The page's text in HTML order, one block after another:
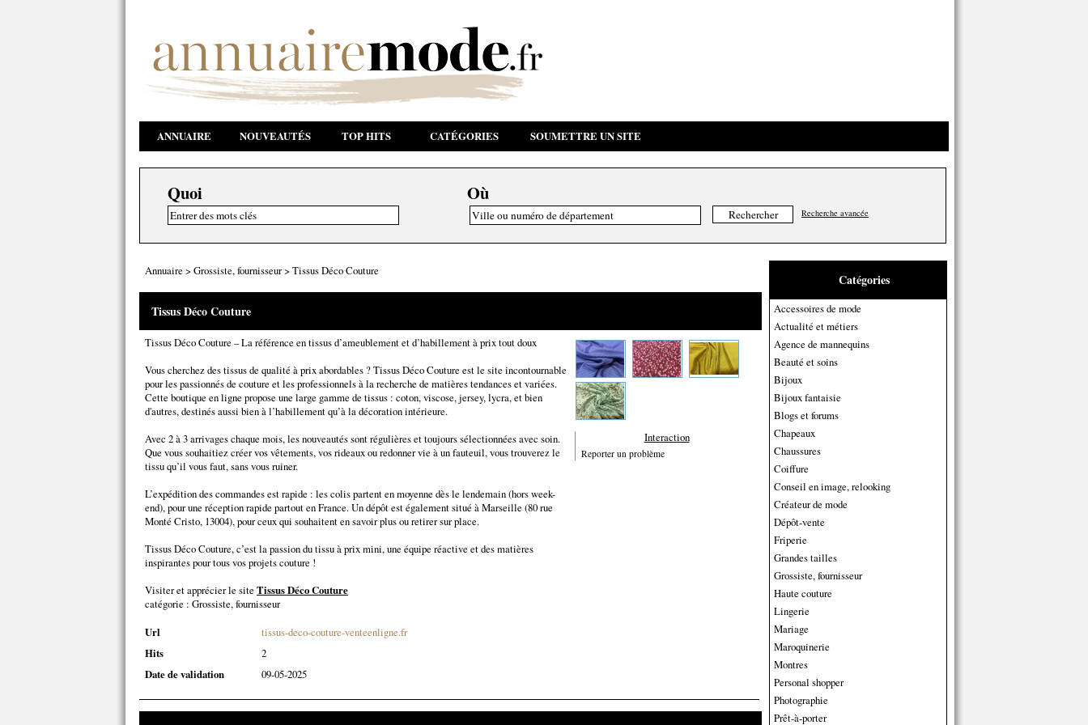
ANNUAIRE NOUVEAUTÉS TOP HITS CATÉGORIES SOUMETTRE UN SITE
Quoi Où
Recherche avancée
Catégories
Accessoires de mode
Actualité et métiers
Agence de mannequins
Beauté et soins
Bijoux
Bijoux fantaisie
Blogs et forums
Chapeaux
Chaussures
Coiffure
Conseil en image, relooking
Créateur de mode
Dépôt-vente
Friperie
Grandes tailles
Grossiste, fournisseur
Haute couture
Lingerie
Mariage
Maroquinerie
Montres
Personal shopper
Photographie
Prêt-à-porter
Annuaire > Grossiste, fournisseur> Tissus Déco Couture
Tissus Déco Couture
Tissus Déco Couture – La référence en tissus d’ameublement et d’habillement à prix tout doux
Vous cherchez des tissus de qualité à prix abordables ? Tissus Déco Couture est le site incontournable
pour les passionnés de couture et les professionnels à la recherche de matières tendances et variées.
Cette boutique en ligne propose une large gamme de tissus : coton, viscose, jersey, lycra, et bien
d'autres, destinés aussi bien à l’habillement qu’à la décoration intérieure.
Avec 2 à 3 arrivages chaque mois, les nouveautés sont régulières et toujours sélectionnées avec soin.
Que vous souhaitiez créer vos vêtements, vos rideaux ou redonner vie à un fauteuil, vous trouverez le
tissu qu’il vous faut, sans vous ruiner.
L’expédition des commandes est rapide : les colis partent en moyenne dès le lendemain (hors week-
end), pour une réception rapide partout en France. Un dépôt est également situé à Marseille (80 rue
Monté Cristo, 13004), pour ceux qui souhaitent en savoir plus ou retirer sur place.
Tissus Déco Couture, c’est la passion du tissu à prix mini, une équipe réactive et des matières
inspirantes pour tous vos projets couture !
Visiter et apprécier le site Tissus Déco Couture
catégorie : Grossiste, fournisseur
Url
tissus-deco-couture-venteenligne.fr
Hits
2
Date de validation
09-05-2025
Interaction
Reporter un problème